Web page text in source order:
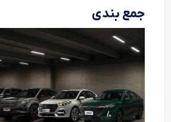
جمع بندی